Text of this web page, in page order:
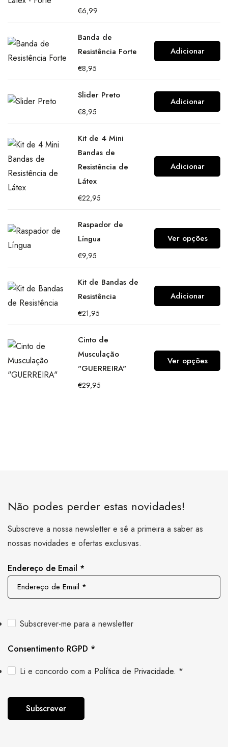
€6,99
Banda de
Resistência Forte
€8,95
Adicionar
Slider Preto
€8,95
Adicionar
Kit de 4 Mini
Bandas de
Resistência de
Látex
€22,95
Adicionar
Raspador de
Língua
€9,95
Ver opções
Kit de Bandas de
Resistência
€21,95
Adicionar
Cinto de
Musculação
"GUERREIRA"
€29,95
Ver opções
Não podes perder estas novidades!
Subscreve a nossa newsletter e sê a primeira a saber as
nossas novidades e ofertas exclusivas.
Endereço de Email *
Subscrever-me para a newsletter
Consentimento RGPD *
Li e concordo com a Política de Privacidade. *
Subscrever